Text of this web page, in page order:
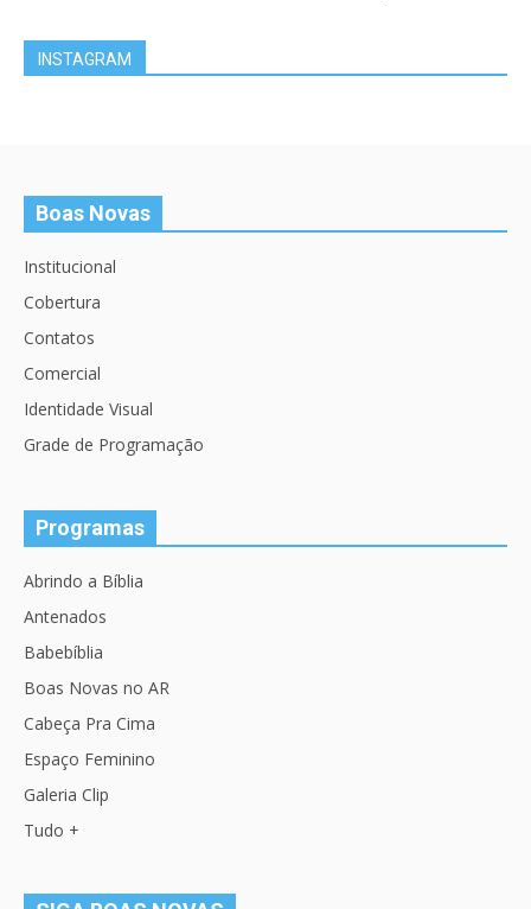
INSTAGRAM
Boas Novas
Institucional
Cobertura
Contatos
Comercial
Identidade Visual
Grade de Programação
Programas
Abrindo a Bíblia
Antenados
Babebíblia
Boas Novas no AR
Cabeça Pra Cima
Espaço Feminino
Galeria Clip
Tudo +